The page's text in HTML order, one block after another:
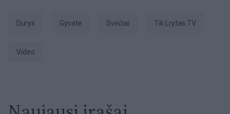
durys gyvatė svečiai tik Lrytas.TV
Video